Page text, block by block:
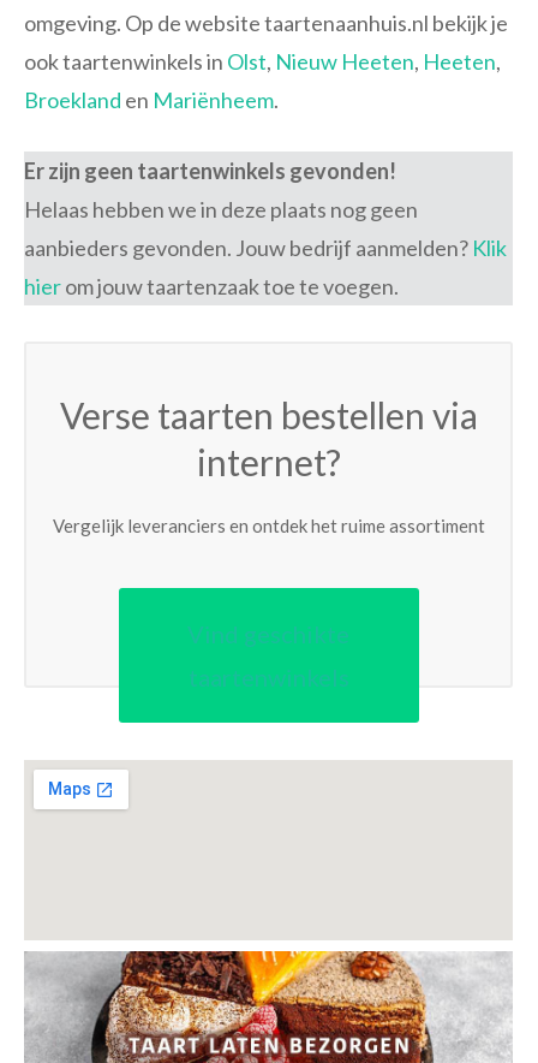
omgeving. Op de website taartenaanhuis.nl bekijk je
ook taartenwinkels in Olst, Nieuw Heeten, Heeten,
Broekland en Mariënheem.
Er zijn geen taartenwinkels gevonden!
Helaas hebben we in deze plaats nog geen
aanbieders gevonden. Jouw bedrijf aanmelden? Klik
hierom jouw taartenzaak toe te voegen.
Verse taarten bestellen via
internet?
Vergelijk leveranciers en ontdek het ruime assortiment
Vind geschikte
taartenwinkels